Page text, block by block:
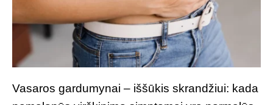
Vasaros gardumynai – iššūkis skrandžiui: kada